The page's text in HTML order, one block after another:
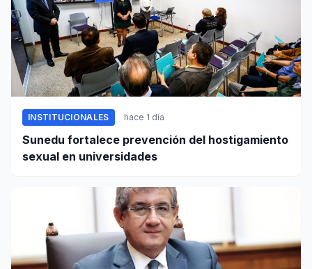
INSTITUCIONALES hace 1 día
Sunedu fortalece prevención del hostigamiento
sexual en universidades